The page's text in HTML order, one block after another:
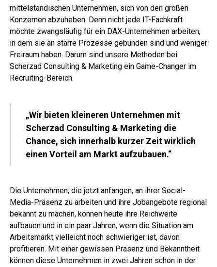
mittelständischen Unternehmen, sich von den großen
Konzernen abzuheben. Denn nicht jede IT-Fachkraft
möchte zwangsläufig für ein DAX-Unternehmen arbeiten,
in dem sie an starre Prozesse gebunden sind und weniger
Freiraum haben. Darum sind unsere Methoden bei
Scherzad Consulting & Marketing ein Game-Changer im
Recruiting-Bereich.
„Wir bieten kleineren Unternehmen mit
Scherzad Consulting & Marketing die
Chance, sich innerhalb kurzer Zeit wirklich
einen Vorteil am Markt aufzubauen.“
Die Unternehmen, die jetzt anfangen, an ihrer Social-
Media-Präsenz zu arbeiten und ihre Jobangebote regional
bekannt zu machen, können heute ihre Reichweite
aufbauen und in ein paar Jahren, wenn die Situation am
Arbeitsmarkt vielleicht noch schwieriger ist, davon
profitieren. Mit einer gewissen Präsenz und Bekanntheit
können diese Unternehmen in zwei Jahren schon in der